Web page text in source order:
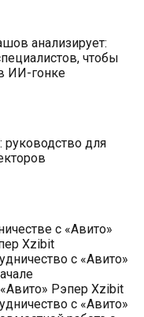
анализирует:
чтобы
ИИ-гонке
руководство для
с «Авито»
Xzibit
с «Авито»
Рэпер Xzibit
с «Авито»